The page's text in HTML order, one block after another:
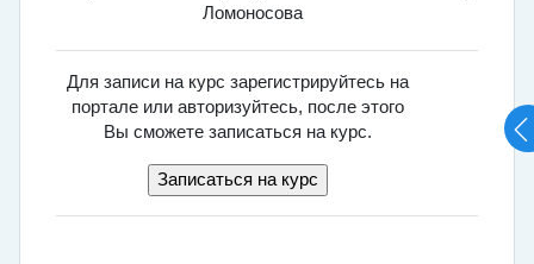
Ломоносова
Для записи на курс зарегистрируйтесь на
портале или авторизуйтесь, после этого
Вы сможете записаться на курс.